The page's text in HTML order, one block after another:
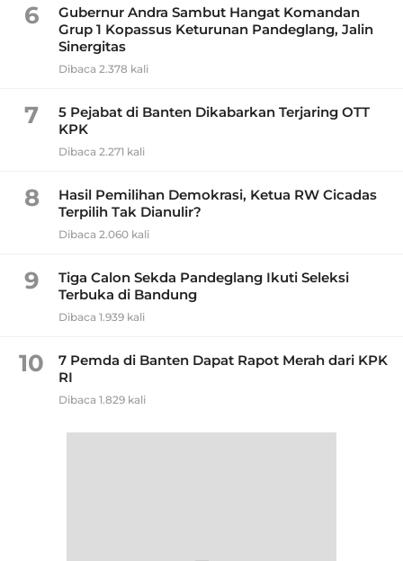
6
Gubernur Andra Sambut Hangat Komandan
Grup 1 Kopassus Keturunan Pandeglang, Jalin
Sinergitas
Dibaca 2.378 kali
7
5 Pejabat di Banten Dikabarkan Terjaring OTT
KPK
Dibaca 2.271 kali
8
Hasil Pemilihan Demokrasi, Ketua RW Cicadas
Terpilih Tak Dianulir?
Dibaca 2.060 kali
9
Tiga Calon Sekda Pandeglang Ikuti Seleksi
Terbuka di Bandung
Dibaca 1.939 kali
10
7 Pemda di Banten Dapat Rapot Merah dari KPK
RI
Dibaca 1.829 kali